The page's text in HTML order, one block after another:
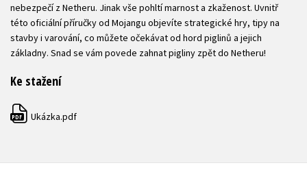
nebezpečí z Netheru. Jinak vše pohltí marnost a zkaženost. Uvnitř
této oficiální příručky od Mojangu objevíte strategické hry, tipy na
stavby i varování, co můžete očekávat od hord piglinů a jejich
základny. Snad se vám povede zahnat pigliny zpět do Netheru!
Ke stažení
PDF Ukázka.pdf